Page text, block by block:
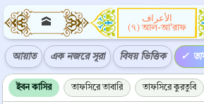
🕋
الأعراف
(৭) আল-আ'রাফ
আয়াত এক নজরে সূরা বিষয় ভিত্তিক
ইবন কাসির তাফসিরে তাবারি তাফসিরে কুরতুবি